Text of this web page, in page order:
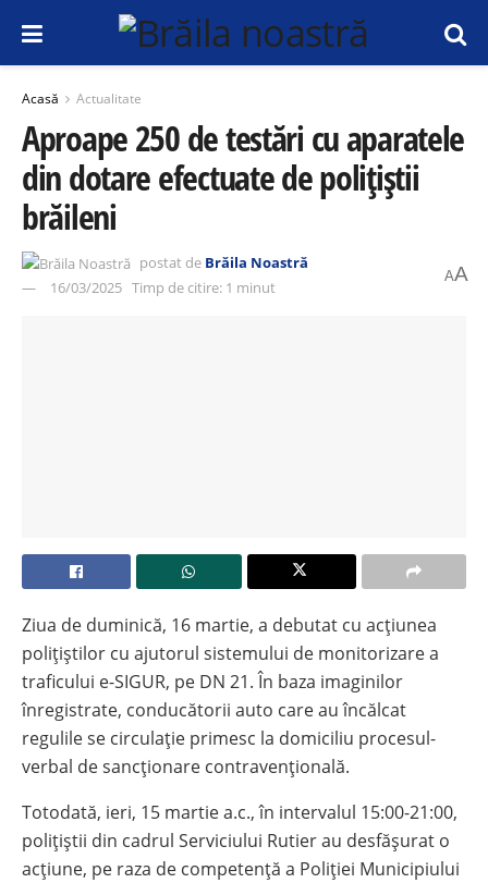
Acasă Actualitate
Aproape 250 de testări cu aparatele
din dotare efectuate de polițiștii
brăileni
postat de Brăila Noastră
16/03/2025 Timp de citire: 1 minut
AA
Ziua de duminică, 16 martie, a debutat cu acțiunea
polițiștilor cu ajutorul sistemului de monitorizare a
traficului e-SIGUR, pe DN 21. În baza imaginilor
înregistrate, conducătorii auto care au încălcat
regulile se circulație primesc la domiciliu procesul-
verbal de sancționare contravențională.
Totodată, ieri, 15 martie a.c., în intervalul 15:00-21:00,
polițiștii din cadrul Serviciului Rutier au desfășurat o
acțiune, pe raza de competență a Poliției Municipiului